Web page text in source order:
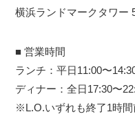
横浜ランドマークタワー
■ 営業時間
ランチ：平日11:00〜
ディナー：全日17:30〜
※L.O.いずれも終了1時間